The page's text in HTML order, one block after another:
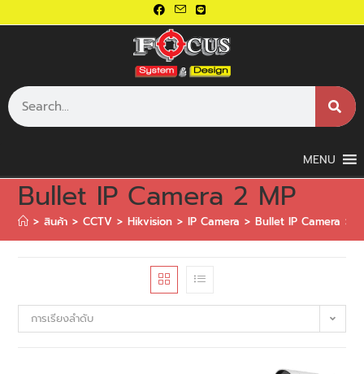
MENU
Bullet IP Camera 2 MP
> สินค้า > CCTV > Hikvision > IP Camera > Bullet IP Camera >
การเรียงลำดับ